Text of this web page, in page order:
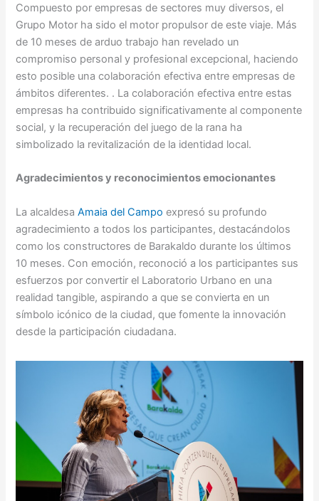
Compuesto por empresas de sectores muy diversos, el
Grupo Motor ha sido el motor propulsor de este viaje. Más
de 10 meses de arduo trabajo han revelado un
compromiso personal y profesional excepcional, haciendo
esto posible una colaboración efectiva entre empresas de
ámbitos diferentes. . La colaboración efectiva entre estas
empresas ha contribuido significativamente al componente
social, y la recuperación del juego de la rana ha
simbolizado la revitalización de la identidad local.
Agradecimientos y reconocimientos emocionantes
La alcaldesaAmaia del Campo expresó su profundo
agradecimiento a todos los participantes, destacándolos
como los constructores de Barakaldo durante los últimos
10 meses. Con emoción, reconoció a los participantes sus
esfuerzos por convertir el Laboratorio Urbano en una
realidad tangible, aspirando a que se convierta en un
símbolo icónico de la ciudad, que fomente la innovación
desde la participación ciudadana.